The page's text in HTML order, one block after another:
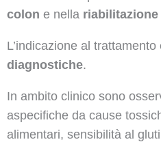
colon e nella
L’indicazione al
diagnostiche.
In ambito clinico sono
aspecifiche da cause
alimentari, sensibilità al